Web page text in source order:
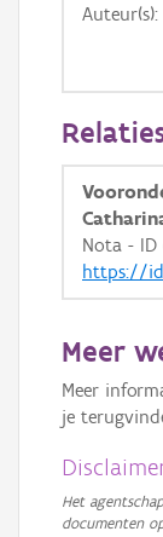
Auteur(s):
Nota - ID
https://
Meer
Meer
je
Het
documenten